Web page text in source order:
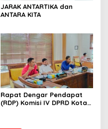
JARAK ANTARTIKA dan
ANTARA KITA
Rapat Dengar Pendapat
(RDP) Komisi IV DPRD Kota